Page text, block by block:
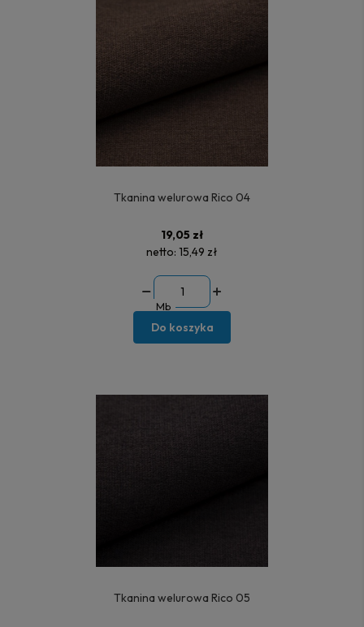
Tkanina welurowa Rico 04
19,05 zł
netto: 15,49 zł
Mb
Do koszyka
Tkanina welurowa Rico 05